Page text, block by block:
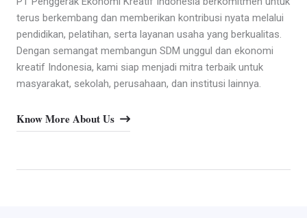
terus berkembang dan memberikan kontribusi nyata melalui
pendidikan, pelatihan, serta layanan usaha yang berkualitas.
Dengan semangat membangun SDM unggul dan ekonomi
kreatif Indonesia, kami siap menjadi mitra terbaik untuk
masyarakat, sekolah, perusahaan, dan institusi lainnya.
Know More About Us